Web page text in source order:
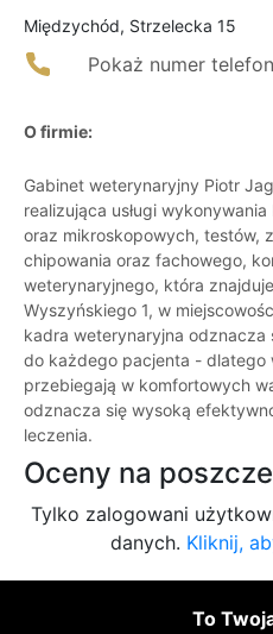
Międzychód, Strzelecka 15
Pokaż numer
O firmie:
Gabinet weterynaryjny Piotr
realizująca usługi
oraz mikroskopowych, testów,
chipowania oraz fachowego,
weterynaryjnego, która
Wyszyńskiego 1, w
kadra weterynaryjna odznacza
do każdego pacjenta - dlatego
przebiegają w komfortowych
odznacza się wysoką
leczenia.
Oceny na
Tylko zalogowani
danych. Kliknij,
To